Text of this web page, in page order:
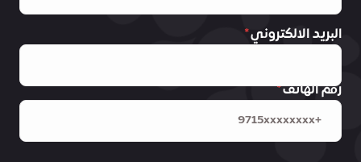
البريد الالكتروني
رقم الهاتف